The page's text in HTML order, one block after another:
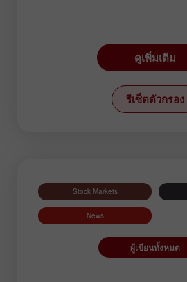
EURUSD
USDCHF
ดูเพิ่มเติม
รีเซ็ตตัวกรอง
Stock Markets
News
ผู้เขียนทั้งหมด